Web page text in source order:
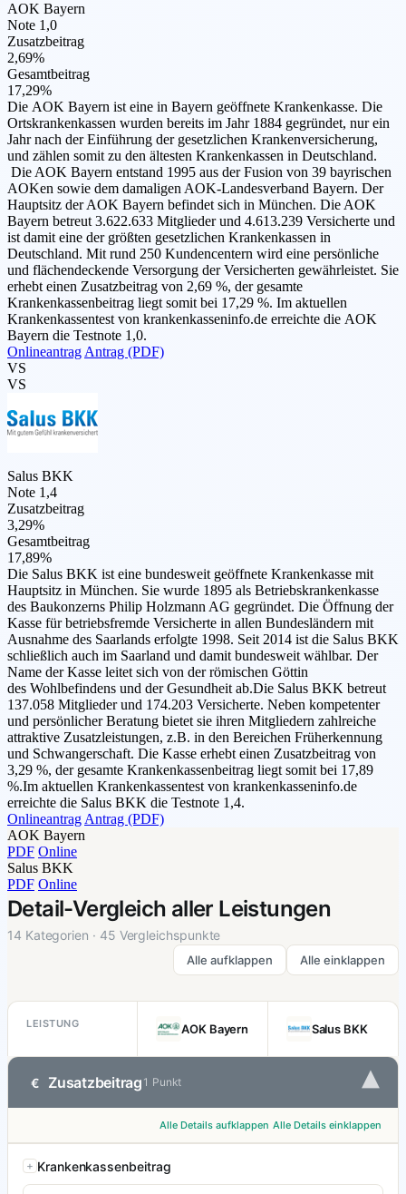
AOK Bayern
Note 1,0
Zusatzbeitrag
2,69%
Gesamtbeitrag
17,29%
Die AOK Bayern ist eine in Bayern geöffnete Krankenkasse. Die
Ortskrankenkassen wurden bereits im Jahr 1884 gegründet, nur ein
Jahr nach der Einführung der gesetzlichen Krankenversicherung,
und zählen somit zu den ältesten Krankenkassen in Deutschland.
Die AOK Bayern entstand 1995 aus der Fusion von 39 bayrischen
AOKen sowie dem damaligen AOK-Landesverband Bayern. Der
Hauptsitz der AOK Bayern befindet sich in München. Die AOK
Bayern betreut 3.622.633 Mitglieder und 4.613.239 Versicherte und
ist damit eine der größten gesetzlichen Krankenkassen in
Deutschland. Mit rund 250 Kundencentern wird eine persönliche
und flächendeckende Versorgung der Versicherten gewährleistet. Sie
erhebt einen Zusatzbeitrag von 2,69 %, der gesamte
Krankenkassenbeitrag liegt somit bei 17,29 %. Im aktuellen
Krankenkassentest von krankenkasseninfo.de erreichte die AOK
Bayern die Testnote 1,0.
Onlineantrag Antrag (PDF)
VS
VS
Salus BKK
Note 1,4
Zusatzbeitrag
3,29%
Gesamtbeitrag
17,89%
Die Salus BKK ist eine bundesweit geöffnete Krankenkasse mit
Hauptsitz in München. Sie wurde 1895 als Betriebskrankenkasse
des Baukonzerns Philip Holzmann AG gegründet. Die Öffnung der
Kasse für betriebsfremde Versicherte in allen Bundesländern mit
Ausnahme des Saarlands erfolgte 1998. Seit 2014 ist die Salus BKK
schließlich auch im Saarland und damit bundesweit wählbar. Der
Name der Kasse leitet sich von der römischen Göttin
des Wohlbefindens und der Gesundheit ab.Die Salus BKK betreut
137.058 Mitglieder und 174.203 Versicherte. Neben kompetenter
und persönlicher Beratung bietet sie ihren Mitgliedern zahlreiche
attraktive Zusatzleistungen, z.B. in den Bereichen Früherkennung
und Schwangerschaft. Die Kasse erhebt einen Zusatzbeitrag von
3,29 %, der gesamte Krankenkassenbeitrag liegt somit bei 17,89
%.Im aktuellen Krankenkassentest von krankenkasseninfo.de
erreichte die Salus BKK die Testnote 1,4.
Onlineantrag Antrag (PDF)
AOK Bayern
PDF Online
Salus BKK
PDF Online
Detail-Vergleich aller Leistungen
14 Kategorien · 45 Vergleichspunkte
Alle aufklappen Alle einklappen
LEISTUNG AOK Bayern Salus BKK
€ Zusatzbeitrag 1 Punkt ▾
Alle Details aufklappen Alle Details einklappen
Krankenkassenbeitrag